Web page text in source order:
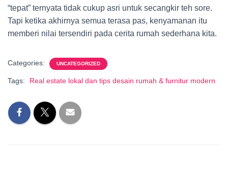
“tepat” ternyata tidak cukup asri untuk secangkir teh sore.
Tapi ketika akhirnya semua terasa pas, kenyamanan itu
memberi nilai tersendiri pada cerita rumah sederhana kita.
Categories: UNCATEGORIZED
Tags: Real estate lokal dan tips desain rumah & furnitur modern